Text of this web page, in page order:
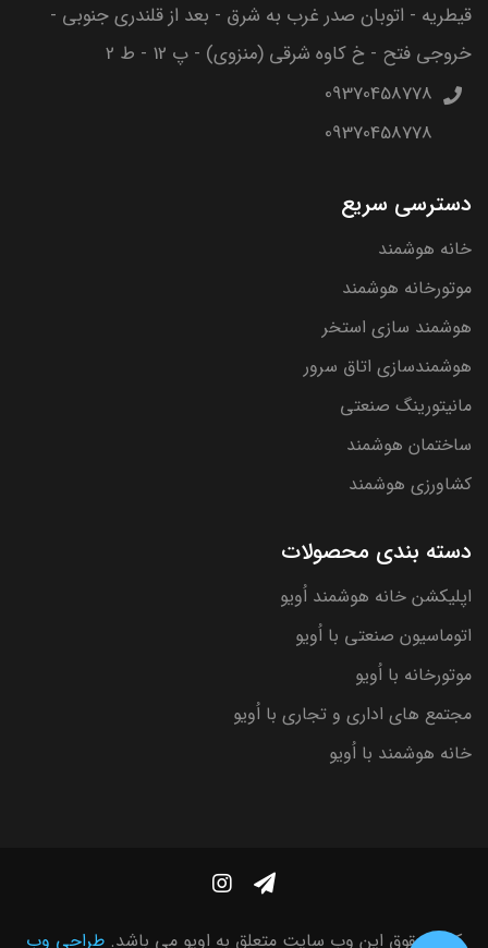
قیطریه - اتوبان صدر غرب به شرق - بعد از قلندری جنوبی -
خروجی فتح - خ کاوه شرقی (منزوی) - پ 12 - ط 2
09370458778
09370458778
دسترسی سریع
خانه هوشمند
موتورخانه هوشمند
هوشمند سازی استخر
هوشمندسازی اتاق سرور
مانیتورینگ صنعتی
ساختمان هوشمند
کشاورزی هوشمند
دسته بندی محصولات
اپلیکشن خانه هوشمند اُویو
اتوماسیون صنعتی با اُویو
موتورخانه با اُویو
مجتمع های اداری و تجاری با اُویو
خانه هوشمند با اُویو
کلیه حقوق این وب سایت متعلق به اویو می باشد. طراحی وب